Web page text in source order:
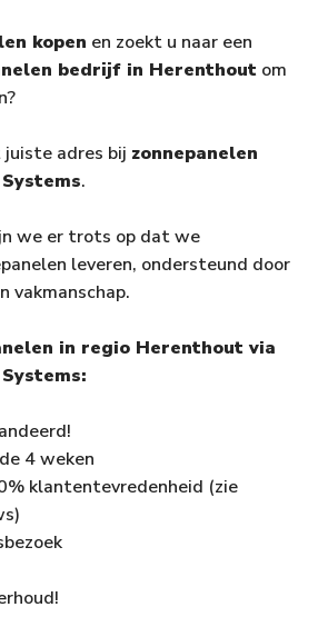
kopen en zoekt u naar een
bedrijf in Herenthout om
adres bij zonnepanelen
.
we er trots op dat we
leveren, ondersteund door
vakmanschap.
in regio Herenthout via
4 weken
klantentevredenheid (zie